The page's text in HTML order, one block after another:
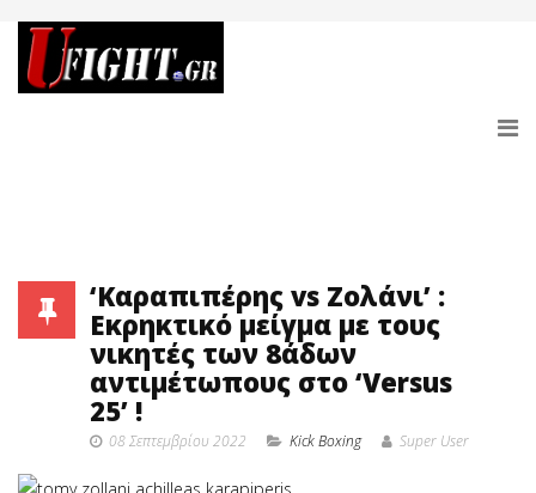
‘Καραπιπέρης vs Ζολάνι’ :
Εκρηκτικό μείγμα με τους
νικητές των 8άδων
αντιμέτωπους στο ‘Versus
25’ !
08 Σεπτεμβρίου 2022 Κick Boxing Super User